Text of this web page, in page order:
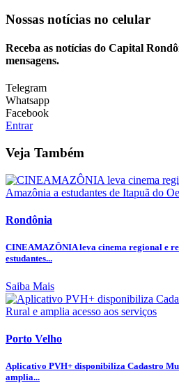
Nossas notícias no celular
Receba as notícias do Capital
mensagens.
Telegram
Whatsapp
Facebook
Entrar
Veja Também
Rondônia
CINEAMAZÔNIA leva cinema regional e
estudantes...
Saiba Mais
Porto Velho
Aplicativo PVH+ disponibiliza Cadastro
amplia...